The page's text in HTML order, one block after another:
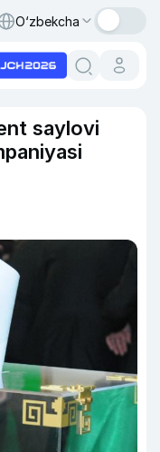
O‘zbekcha
saylovi